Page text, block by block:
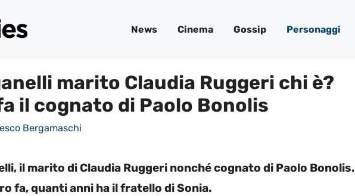
News Cinema Gossip Personaggi
marito Claudia Ruggeri chi è?
il cognato di Paolo Bonolis
Bergamaschi
il marito di Claudia Ruggeri nonché cognato di Paolo Bonolis.
fa, quanti anni ha il fratello di Sonia.